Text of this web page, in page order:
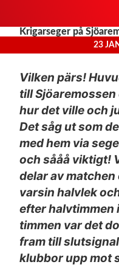
Krigarseger på
23
Vilken pärs!
till
hur det ville och
Det såg ut som
med hem via
och sååå viktigt!
delar av
varsin halvlek
efter halvtimmen
timmen var det
fram till
klubbor upp mot